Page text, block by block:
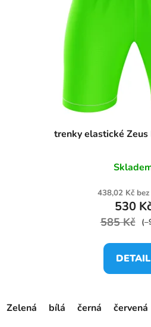
trenky elastické Zeus
438,02 Kč
530
585 Kč
DETAIL
Zelená bílá černá červená